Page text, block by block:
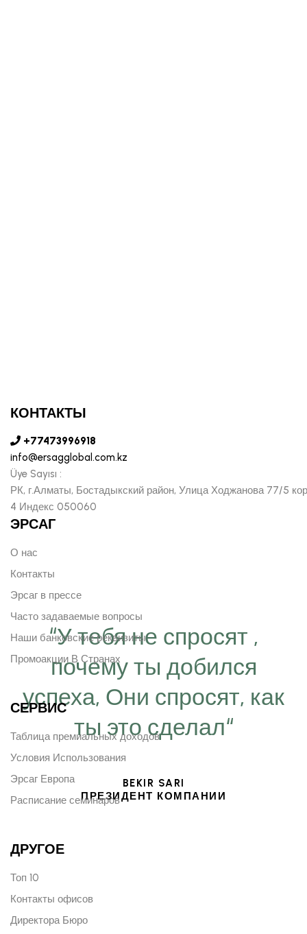
“У тебя не спросят ,
почему ты добился
успеха, Они спросят, как
ты это сделал“
BEKIR SARI
ПРЕЗИДЕНТ КОМПАНИИ
КОНТАКТЫ
+77473996918
info@ersagglobal.com.kz
Üye Sayısı :
РК, г.Алматы, Бостадыкский район, Улица Ходжанова 77/5
4 Индекс 050060
ЭРСАГ
О нас
Контакты
Эрсаг в прессе
Часто задаваемые вопросы
Наши банковские реквизиты
Промоакции В Странах
СЕРВИС
Таблица премиальных доходов
Условия Использования
Эрсаг Европа
Расписание семинаров
ДРУГОЕ
Топ 10
Контакты офисов
Директора Бюро